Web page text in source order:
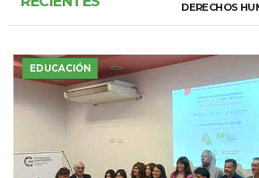
DERECHOS
EDUCACIÓN